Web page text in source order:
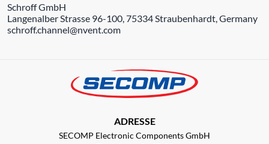
Schroff GmbH
Langenalber Strasse 96-100, 75334 Straubenhardt, Germany
schroff.channel@nvent.com
ADRESSE
SECOMP Electronic Components GmbH